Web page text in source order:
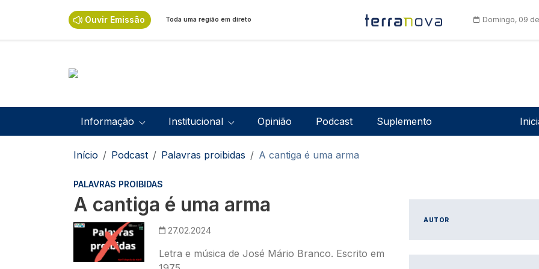
Ouvir Emissão Toda uma região em direto Domingo, 09
Navegação principal
Informação Institucional Opinião Podcast Suplemento
Navegação estrutural
Início Podcast Palavras proibidas A cantiga é uma arma
PALAVRAS PROIBIDAS
A cantiga é uma arma
Imagem 27.02.2024
Letra e música de José Mário Branco. Escrito em
AUTOR